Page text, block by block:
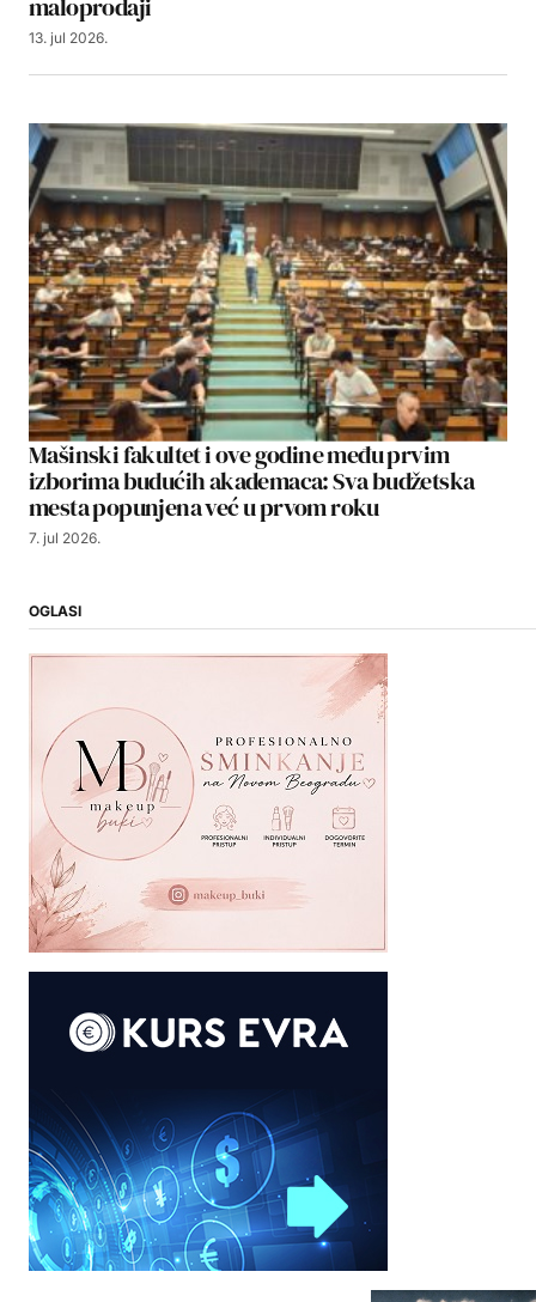
maloprodaji
13. jul 2026.
Mašinski fakultet i ove godine među prvim
izborima budućih akademaca: Sva budžetska
mesta popunjena već u prvom roku
7. jul 2026.
OGLASI